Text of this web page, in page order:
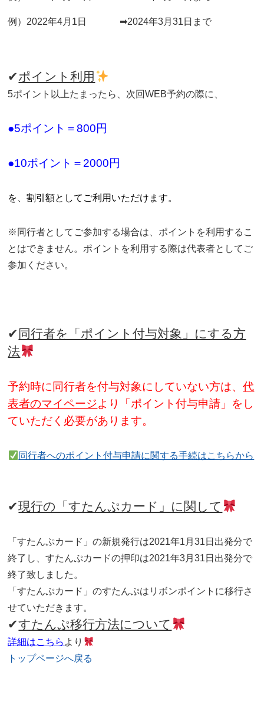
例）2022年4月1日 ➡2024年3月31日まで
✔ポイント利用
5ポイント以上たまったら、次回WEB予約の際に、
●5ポイント＝800円
●10ポイント＝2000円
を、割引額としてご利用いただけます。
※同行者としてご参加する場合は、ポイントを利用するこ
とはできません。ポイントを利用する際は代表者としてご
参加ください。
✔ 同行者を「ポイント付与対象」にする方
法
予約時に同行者を付与対象にしていない方は、代
表者のマイページより「ポイント付与申請」をし
ていただく必要があります。
同行者へのポイント付与申請に関する手続はこちらから
✔現行の「すたんぷカード」に関して
「すたんぷカード」の新規発行は2021年1月31日出発分で
終了し、すたんぷカードの押印は2021年3月31日出発分で
終了致しました。
「すたんぷカード」のすたんぷはリボンポイントに移行さ
せていただきます。
✔すたんぷ移行方法について
詳細はこちら より
トップページへ戻る